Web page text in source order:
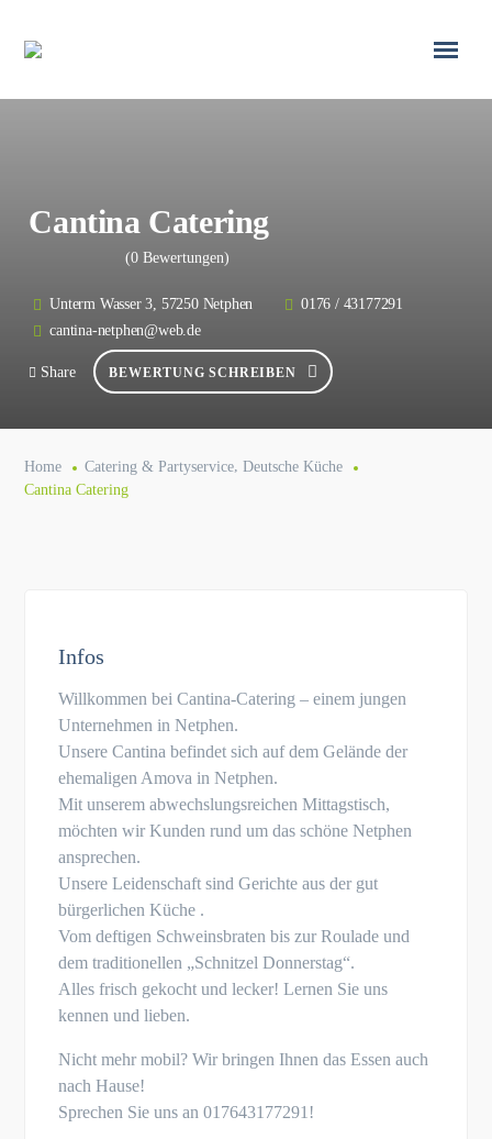
Cantina Catering
(0 Bewertungen)
Unterm Wasser 3, 57250 Netphen
0176 / 43177291
cantina-netphen@web.de
Share BEWERTUNG SCHREIBEN
Home Catering & Partyservice,Deutsche Küche
Cantina Catering
Infos
Willkommen bei Cantina-Catering – einem jungen
Unternehmen in Netphen.
Unsere Cantina befindet sich auf dem Gelände der
ehemaligen Amova in Netphen.
Mit unserem abwechslungsreichen Mittagstisch,
möchten wir Kunden rund um das schöne Netphen
ansprechen.
Unsere Leidenschaft sind Gerichte aus der gut
bürgerlichen Küche .
Vom deftigen Schweinsbraten bis zur Roulade und
dem traditionellen „Schnitzel Donnerstag“.
Alles frisch gekocht und lecker! Lernen Sie uns
kennen und lieben.
Nicht mehr mobil? Wir bringen Ihnen das Essen auch
nach Hause!
Sprechen Sie uns an 017643177291!